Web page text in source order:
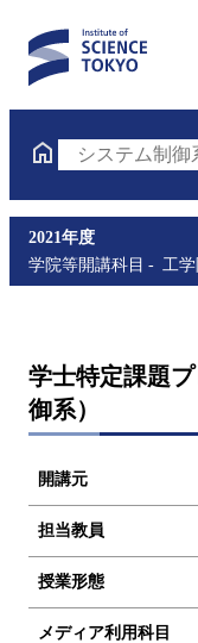
システム制御
2021年度
学院等開講科目
工学
学士特定課題
御系）
開講元
担当教員
授業形態
メディア利用科目